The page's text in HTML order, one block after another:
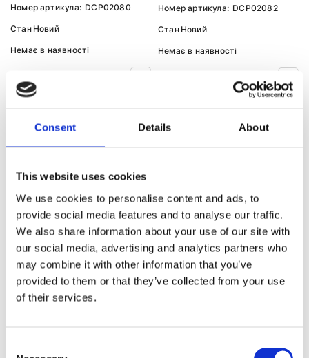
Consent Details About
This website uses cookies
We use cookies to personalise content and ads, to
provide social media features and to analyse our traffic.
We also share information about your use of our site with
our social media, advertising and analytics partners who
may combine it with other information that you’ve
provided to them or that they’ve collected from your use
of their services.
Номер артикула: DCP02080
Стан Новий
Немає в наявності
Номер артикула: DCP02082
Стан Новий
Немає в наявності
2
КОМПРЕСОР КОНДИЦІОНЕРА ДО
ІНШИХ МОДЕЛЕЙ AUDI
Компресор
кондиціонера 100
Компресор
кондиціонера 80